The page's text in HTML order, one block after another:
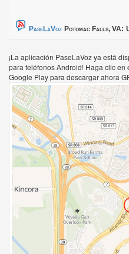
PaseLaVoz Potomac Falls, VA:
¡La aplicación PaseLaVoz ya está
para teléfonos Android! Haga clic en
Google Play para descargar ahora